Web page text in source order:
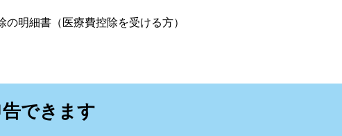
の明細書（医療費控除を受ける方）
できます